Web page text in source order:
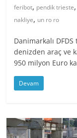
feribot, pendik trieste,
nakliye, un ro ro
Danimarkalı
denizden araç ve
950 milyon Euro
Devam